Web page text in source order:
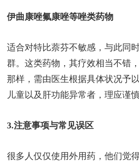
伊曲康唑氟康唑等唑类药物
适合对特比萘芬不敏感，与此同
群。这类药物，其疗效相当不错
那样，需由医生根据具体状况予
儿童以及肝功能异常者，理应谨慎
3.注意事项与常见误区
很多人仅仅使用外用药，他们觉